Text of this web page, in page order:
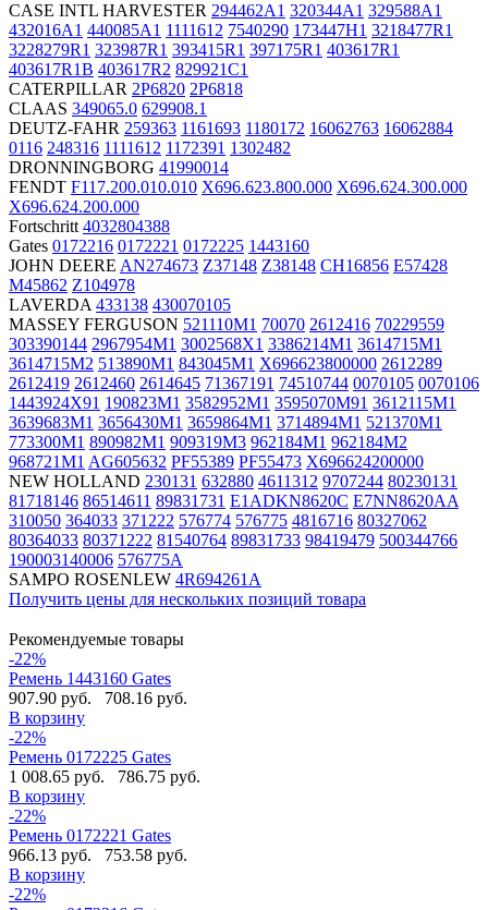
CASE INTL HARVESTER 294462A1 320344A1 329588A1
432016A1 440085A1 1111612 7540290 173447H1 3218477R1
3228279R1 323987R1 393415R1 397175R1 403617R1
403617R1B 403617R2 829921C1
CATERPILLAR 2P6820 2P6818
CLAAS 349065.0 629908.1
DEUTZ-FAHR 259363 1161693 1180172 16062763 16062884
0116 248316 1111612 1172391 1302482
DRONNINGBORG 41990014
FENDT F117.200.010.010 X696.623.800.000 X696.624.300.000
X696.624.200.000
Fortschritt 4032804388
Gates 0172216 0172221 0172225 1443160
JOHN DEERE AN274673 Z37148 Z38148 CH16856 E57428
M45862 Z104978
LAVERDA 433138 430070105
MASSEY FERGUSON 521110M1 70070 2612416 70229559
303390144 2967954M1 3002568X1 3386214M1 3614715M1
3614715M2 513890M1 843045M1 X696623800000 2612289
2612419 2612460 2614645 71367191 74510744 0070105 0070106
1443924X91 190823M1 3582952M1 3595070M91 3612115M1
3639683M1 3656430M1 3659864M1 3714894M1 521370M1
773300M1 890982M1 909319M3 962184M1 962184M2
968721M1 AG605632 PF55389 PF55473 X696624200000
NEW HOLLAND 230131 632880 4611312 9707244 80230131
81718146 86514611 89831731 E1ADKN8620C E7NN8620AA
310050 364033 371222 576774 576775 4816716 80327062
80364033 80371222 81540764 89831733 98419479 500344766
190003140006 576775A
SAMPO ROSENLEW 4R694261A
Получить цены для нескольких позиций товара
Рекомендуемые товары
-22%
Ремень 1443160 Gates
907.90 руб.
708.16 руб.
В корзину
-22%
Ремень 0172225 Gates
1 008.65 руб.
786.75 руб.
В корзину
-22%
Ремень 0172221 Gates
966.13 руб.
753.58 руб.
В корзину
-22%